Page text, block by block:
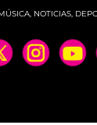
NOTICIAS,